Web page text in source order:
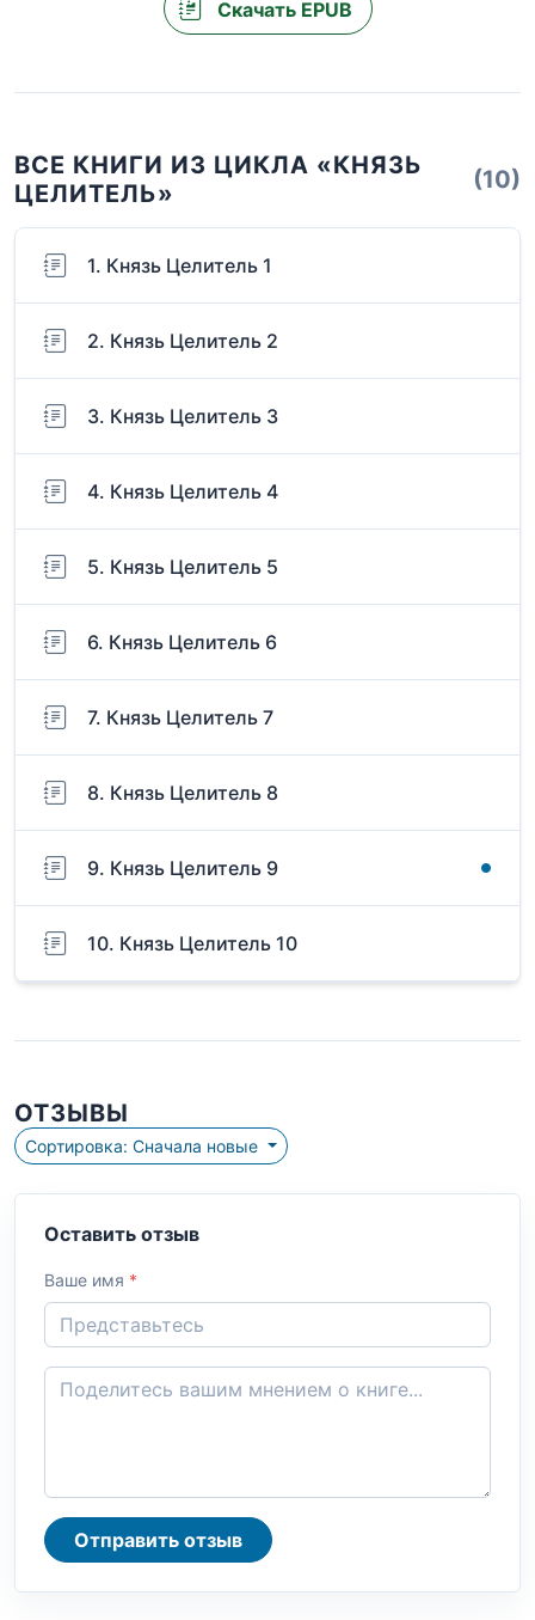
Скачать EPUB
ВСЕ КНИГИ ИЗ ЦИКЛА «КНЯЗЬ
ЦЕЛИТЕЛЬ»
(10)
1. Князь Целитель 1
2. Князь Целитель 2
3. Князь Целитель 3
4. Князь Целитель 4
5. Князь Целитель 5
6. Князь Целитель 6
7. Князь Целитель 7
8. Князь Целитель 8
9. Князь Целитель 9
10. Князь Целитель 10
ОТЗЫВЫ
Сортировка: Сначала новые
Оставить отзыв
Ваше имя *
Отправить отзыв